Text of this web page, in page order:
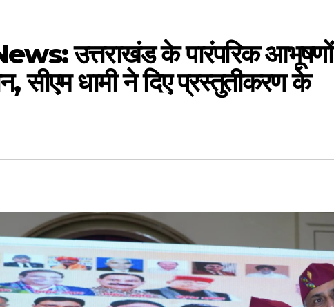
उत्तराखंड के पारंपरिक आभूषणों
सीएम धामी ने दिए प्रस्तुतीकरण के